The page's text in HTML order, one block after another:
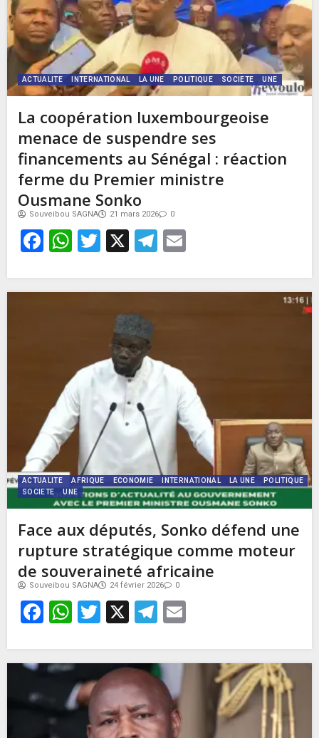
ACTUALITE INTERNATIONAL LA UNE POLITIQUE SOCIETE UNE
La coopération luxembourgeoise
menace de suspendre ses
financements au Sénégal : réaction
ferme du Premier ministre
Ousmane Sonko
Souveibou SAGNA 21 mars 2026 0
Facebook
WhatsApp
Twitter
X Telegram
ACTUALITE AFRIQUE ECONOMIE INTERNATIONAL LA UNE
POLITIQUE
SOCIETE
UNE
Face aux députés, Sonko défend une
rupture stratégique comme moteur
de souveraineté africaine
Souveibou SAGNA 24 février 2026 0
Facebook
WhatsApp
Twitter
X Telegram